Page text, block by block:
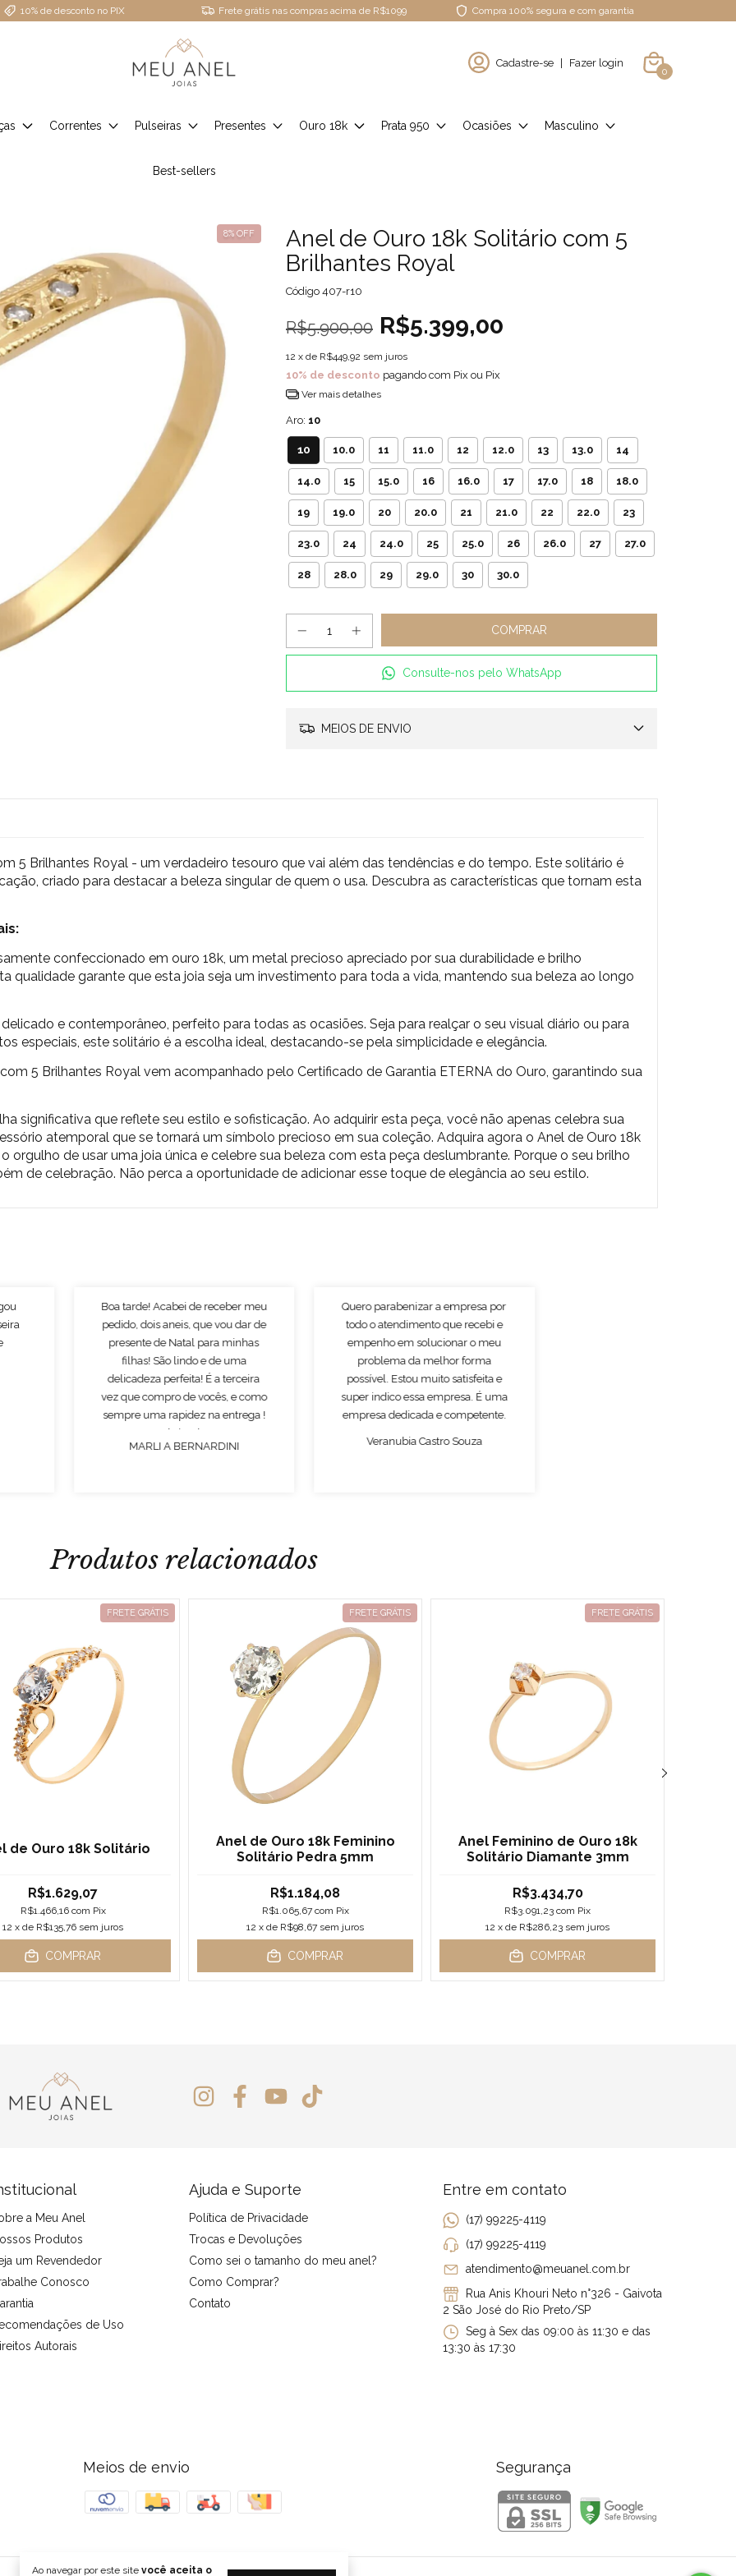
10% de desconto no PIX Frete grátis nas compras acima de R$1099 Compra 100% segura e com garantia
Cadastre-se | Fazer login
0
Correntes Pulseiras Presentes Ouro 18k Prata 950 Ocasiões Masculino
Best-sellers
Ao navegar por este site você aceita o
8% OFF
Anel de Ouro 18k Solitário com 5
Brilhantes Royal
Código 407-r10
R$5.900,00 R$5.399,00
12 x de R$449,92 sem juros
10% de desconto pagando com Pix ou Pix
Ver mais detalhes
Aro: 10
10 10.0 11 11.0 12 12.0 13 13.0 14
14.0 15 15.0 16 16.0 17 17.0 18 18.0
19 19.0 20 20.0 21 21.0 22 22.0 23
23.0 24 24.0 25 25.0 26 26.0 27 27.0
28 28.0 29 29.0 30 30.0
Consulte-nos pelo WhatsApp
MEIOS DE ENVIO
5 Brilhantes Royal - um verdadeiro tesouro que vai além das tendências e do tempo. Este solitário é
criado para destacar a beleza singular de quem o usa. Descubra as características que tornam esta
confeccionado em ouro 18k, um metal precioso apreciado por sua durabilidade e brilho
qualidade garante que esta joia seja um investimento para toda a vida, mantendo sua beleza ao longo
e contemporâneo, perfeito para todas as ocasiões. Seja para realçar o seu visual diário ou para
especiais, este solitário é a escolha ideal, destacando-se pela simplicidade e elegância.
5 Brilhantes Royal vem acompanhado pelo Certificado de Garantia ETERNA do Ouro, garantindo sua
significativa que reflete seu estilo e sofisticação. Ao adquirir esta peça, você não apenas celebra sua
atemporal que se tornará um símbolo precioso em sua coleção. Adquira agora o Anel de Ouro 18k
orgulho de usar uma joia única e celebre sua beleza com esta peça deslumbrante. Porque o seu brilho
de celebração. Não perca a oportunidade de adicionar esse toque de elegância ao seu estilo.
Boa tarde! Acabei de receber meu
pedido, dois aneis, que vou dar de
presente de Natal para minhas
filhas! São lindo e de uma
delicadeza perfeita! É a terceira
vez que compro de vocês, e como
sempre uma rapidez na entrega !
Obrigado!
MARLI A BERNARDINI
Quero parabenizar a empresa por
todo o atendimento que recebi e
empenho em solucionar o meu
problema da melhor forma
possível. Estou muito satisfeita e
super indico essa empresa. É uma
empresa dedicada e competente.
Veranubia Castro Souza
Produtos relacionados
FRETE GRÁTIS
de Ouro 18k Solitário
R$1.629,07
R$1.466,16 com Pix
12 x de R$135,76 sem juros
COMPRAR
FRETE GRÁTIS
Anel de Ouro 18k Feminino
Solitário Pedra 5mm
R$1.184,08
R$1.065,67 com Pix
12 x de R$98,67 sem juros
COMPRAR
FRETE GRÁTIS
Anel Feminino de Ouro 18k
Solitário Diamante 3mm
R$3.434,70
R$3.091,23 com Pix
12 x de R$286,23 sem juros
COMPRAR
a Meu Anel
Produtos
um Revendedor
Conosco
de Uso
Autorais
Ajuda e Suporte
Política de Privacidade
Trocas e Devoluções
Como sei o tamanho do meu anel?
Como Comprar?
Contato
Entre em contato
(17) 99225-4119
(17) 99225-4119
atendimento@meuanel.com.br
Rua Anis Khouri Neto n°326 - Gaivota
2 São José do Rio Preto/SP
Seg à Sex das 09:00 às 11:30 e das
13:30 às 17:30
Meios de envio Segurança